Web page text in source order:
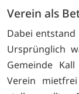
Verein als
Dabei
Ursprünglich
Gemeinde
Verein